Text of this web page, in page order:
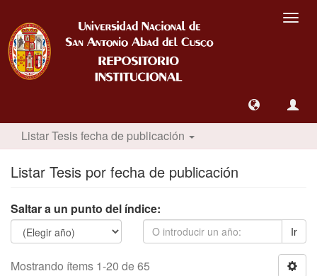
Listar Tesis fecha de publicación
Listar Tesis por fecha de publicación
Saltar a un punto del índice:
Ir
Mostrando ítems 1-20 de 65